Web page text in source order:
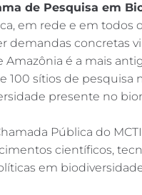
de Pesquisa em
em rede e em todos
demandas concretas
Amazônia é a mais
100 sítios de pesquisa
presente no
Pública do
científicos,
em